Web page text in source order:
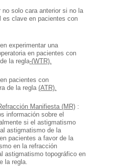
no solo cara anterior si no la
es clave en pacientes con
experimentar una
en pacientes con
la regla-(WTR).
en pacientes con
de la regla (ATR).
Manifiesta (MR) :
información sobre el
si el astigmatismo
astigmatismo de la
pacientes a favor de la
en la refracción
astigmatismo topográfico en
la regla.